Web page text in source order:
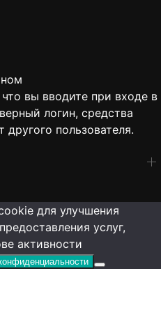
вы вводите при входе в
логин, средства
другого пользователя.
для улучшения
услуг,
активности